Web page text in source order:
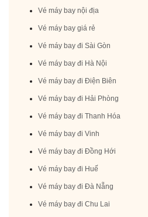
Vé máy bay nội địa
Vé máy bay giá rẻ
Vé máy bay đi Sài Gòn
Vé máy bay đi Hà Nội
Vé máy bay đi Điện Biên
Vé máy bay đi Hải Phòng
Vé máy bay đi Thanh Hóa
Vé máy bay đi Vinh
Vé máy bay đi Đồng Hới
Vé máy bay đi Huế
Vé máy bay đi Đà Nẵng
Vé máy bay đi Chu Lai